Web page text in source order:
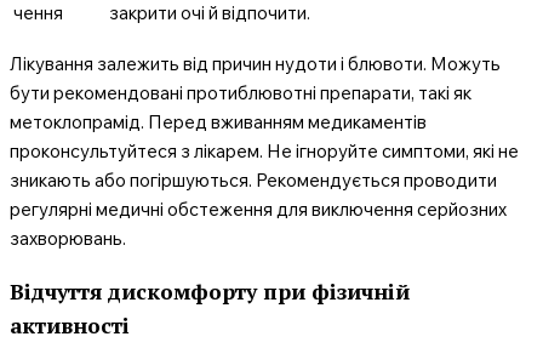
чення
закрити очі й відпочити.
Лікування залежить від причин нудоти і блювоти. Можуть
бути рекомендовані протиблювотні препарати, такі як
метоклопрамід. Перед вживанням медикаментів
проконсультуйтеся з лікарем. Не ігноруйте симптоми, які не
зникають або погіршуються. Рекомендується проводити
регулярні медичні обстеження для виключення серйозних
захворювань.
Відчуття дискомфорту при фізичній
активності